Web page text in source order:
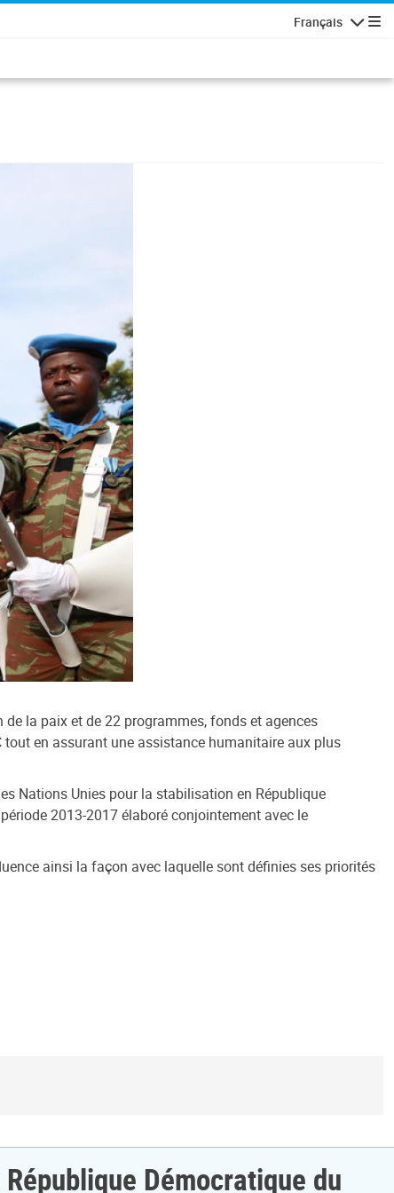
Français
de la paix et de 22 programmes, fonds et agences
en assurant une assistance humanitaire aux plus
Nations Unies pour la stabilisation en République
2013-2017 élaboré conjointement avec le
ainsi la façon avec laquelle sont définies ses priorités
Démocratique du